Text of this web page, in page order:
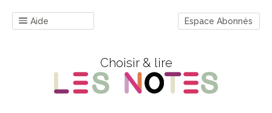
Aide Espace Abonnés
Choisir & lire